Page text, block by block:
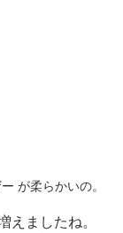
が柔らかいの。
えましたね。